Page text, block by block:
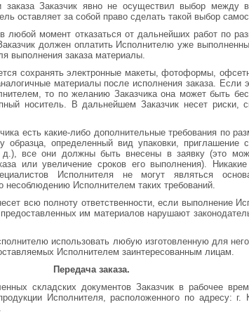
заказа Заказчик явно не осуществил выбор между
оставляет за собой право сделать такой выбор
любой момент отказаться от дальнейших работ по
должен оплатить Исполнителю уже
выполнения заказа материалы.
сохранять электронные макеты, фотоформы,
материалы после исполнения заказа. Если
то по желанию Заказчика она может быть
носитель. В дальнейшем Заказчик несет риски,
есть какие-либо дополнительные требования по
образца, определенный вид упаковки, приглашение
д.), все они должны быть внесены в заявку (это
или увеличение сроков его выполнения).
Исполнителя не могут являться
несоблюдению Исполнителем таких требований.
всю полноту ответственности, если выполнение
им материалов нарушают
использовать любую изготовленную для
Исполнителем заинтересованным лицам.
Передача заказа.
складских документов Заказчик в рабочее
Исполнителя, расположенного по адресу: г.